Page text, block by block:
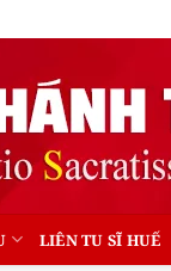
LIÊN TU SĨ HUẾ